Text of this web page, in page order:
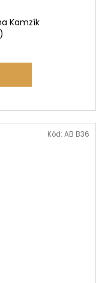
Kamzík
Kód: AB B36